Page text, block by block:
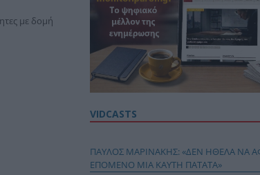
με δομή
VIDCASTS
ΠΑΥΛΟΣ ΜΑΡΙΝΑΚΗΣ: «ΔΕΝ ΗΘΕΛΑ ΝΑ
ΕΠΟΜΕΝΟ ΜΙΑ ΚΑΥΤΗ ΠΑΤΑΤΑ»